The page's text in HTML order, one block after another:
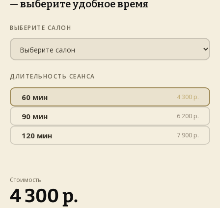
— выберите удобное время
ВЫБЕРИТЕ САЛОН
ДЛИТЕЛЬНОСТЬ СЕАНСА
60 мин 4 300 р.
90 мин 6 200 р.
120 мин 7 900 р.
Стоимость
4 300 р.